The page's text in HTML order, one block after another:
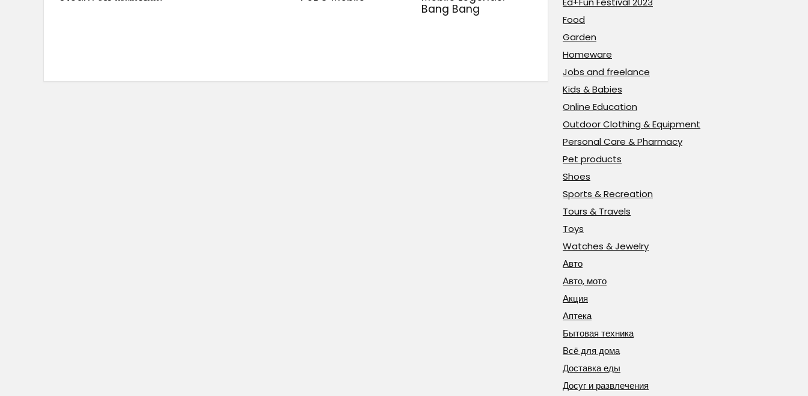
Bang Bang
Food
Garden
Homeware
Jobs and freelance
Kids & Babies
Online Education
Outdoor Clothing & Equipment
Personal Care & Pharmacy
Pet products
Shoes
Sports & Recreation
Tours & Travels
Toys
Watches & Jewelry
Авто
Авто, мото
Акция
Аптека
Бытовая техника
Всё для дома
Доставка еды
Досуг и развлечения